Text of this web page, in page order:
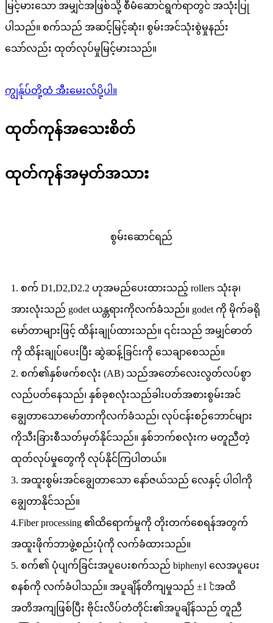
မြင့်မားသော အမျှင်အဖြစ်သို့ စီမံဆောင်ရွက်ရာတွင် အသုံးပြု
ပါသည်။ စက်သည် အဆင့်မြင့်ဆုံး၊ စွမ်းအင်သုံးစွဲမှုနည်း
သော်လည်း ထုတ်လုပ်မှုမြင့်မားသည်။
ကျွန်ုပ်တို့ထံ အီးမေးလ်ပို့ပါ။
ထုတ်ကုန်အသေးစိတ်
ထုတ်ကုန်အမှတ်အသား
စွမ်းဆောင်ရည်
1. စက် D1,D2,D2.2 ဟုအမည်ပေးထားသည့် rollers သုံးခု၊
အားလုံးသည် godet ယန္တရားကိုလက်ခံသည်။ godet ကို မိုက်ခရို
မော်တာများဖြင့် ထိန်းချုပ်ထားသည်။ ၎င်းသည် အမျှင်ဓာတ်
ကို ထိန်းချုပ်ပေးပြီး ဆွဲဆန့်ခြင်းကို သေချာစေသည်။
2. စက်၏နှစ်ဖက်စလုံး (AB) သည်အတော်လေးလွတ်လပ်စွာ
လည်ပတ်နေသည်၊ နှစ်ခုစလုံးသည်ခါးပတ်အစားစွမ်းအင်
ချွေတာသောမော်တာကိုလက်ခံသည်၊ လုပ်ငန်းစဉ်ဘောင်များ
ကိုသီးခြားစီသတ်မှတ်နိုင်သည်။ နှစ်ဘက်စလုံးက မတူညီတဲ့
ထုတ်လုပ်မှုတွေကို လုပ်နိုင်ကြပါတယ်။
3. အထူးစွမ်းအင်ချွေတာသော နော်ဇယ်သည် လေနှင့် ပါဝါကို
ချွေတာနိုင်သည်။
4.Fiber processing ၏ထိရောက်မှုကို တိုးတက်စေရန်အတွက်
အထူးဖိုက်ဘာဖွဲ့စည်းပုံကို လက်ခံထားသည်။
5. စက်၏ ပုံပျက်ခြင်းအပူပေးစက်သည် biphenyl လေအပူပေး
စနစ်ကို လက်ခံပါသည်။ အပူချိန်တိကျမှုသည် ±1 ℃အထိ
အတိအကျဖြစ်ပြီး ဗိုင်းလိပ်တံတိုင်း၏အပူချိန်သည် တူညီ